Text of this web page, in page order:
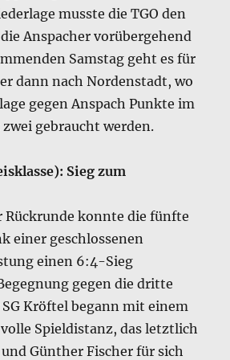
musste die TGO den
Anspacher vorübergehend
Samstag geht es für
dann nach Nordenstadt, wo
gegen Anspach Punkte im
gebraucht werden.
Sieg zum
Rückrunde konnte die fünfte
einer geschlossenen
einen 6:4-Sieg
gegen die dritte
Kröftel begann mit einem
Spieldistanz, das letztlich
Günther Fischer für sich